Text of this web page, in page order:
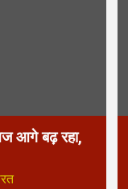
आगे बढ़ रहा,